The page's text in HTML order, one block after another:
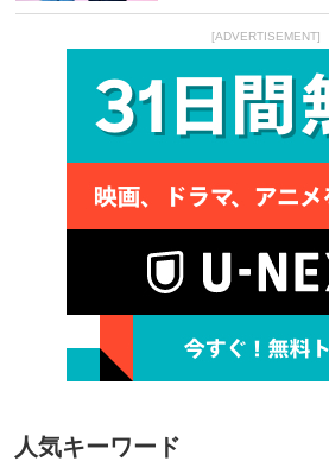
[ADVERTISEMENT]
人気キーワード